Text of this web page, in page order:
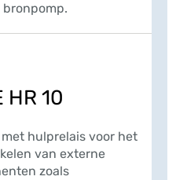
HR 10
hulprelais voor het
van externe
zoals